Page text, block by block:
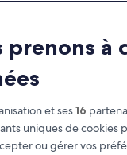
prenons à
et ses16
uniques de cookies
ou gérer vos